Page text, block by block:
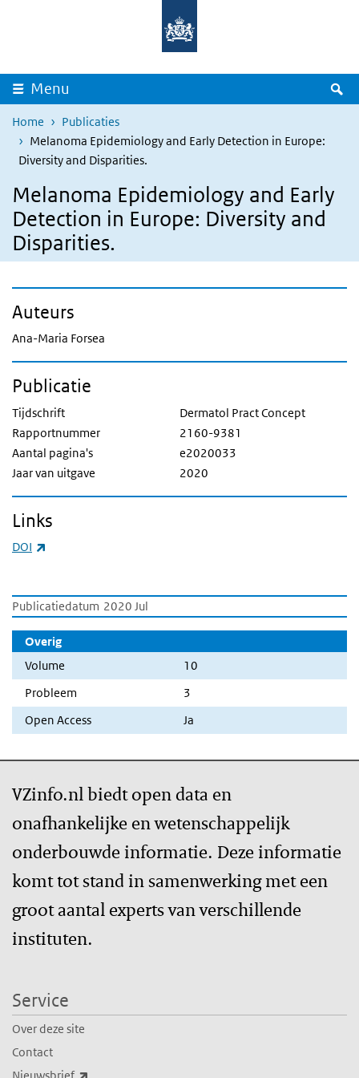
Overslaan en naar de inhoud gaan
Menu
Home
Publicaties
Melanoma Epidemiology and Early Detection in Europe:
Diversity and Disparities.
Melanoma Epidemiology and Early
Detection in Europe: Diversity and
Disparities.
Publicatiedatum 2020 Jul
Overig
Volume
10
Probleem
3
Open Access
Ja
Auteurs
Ana-Maria Forsea
Publicatie
Tijdschrift
Dermatol Pract Concept
Rapportnummer
2160-9381
Aantal pagina's
e2020033
Jaar van uitgave
2020
Links
DOI
VZinfo.nl biedt open data en
onafhankelijke en wetenschappelijk
onderbouwde informatie. Deze informatie
komt tot stand in samenwerking met een
groot aantal experts van verschillende
instituten.
Service
Over deze site
Contact